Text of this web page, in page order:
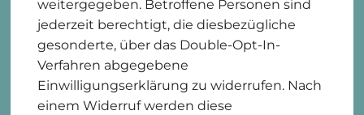
weitergegeben. Betroffene Personen sind
jederzeit berechtigt, die diesbezügliche
gesonderte, über das Double-Opt-In-
Verfahren abgegebene
Einwilligungserklärung zu widerrufen. Nach
einem Widerruf werden diese